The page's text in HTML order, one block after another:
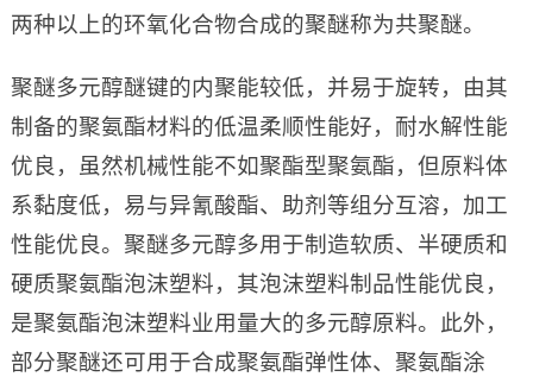
两种以上的环氧化合物合成的聚醚称为共聚醚。
聚醚多元醇醚键的内聚能较低，并易于旋转，由其
制备的聚氨酯材料的低温柔顺性能好，耐水解性能
优良，虽然机械性能不如聚酯型聚氨酯，但原料体
系黏度低，易与异氰酸酯、助剂等组分互溶，加工
性能优良。聚醚多元醇多用于制造软质、半硬质和
硬质聚氨酯泡沫塑料，其泡沫塑料制品性能优良，
是聚氨酯泡沫塑料业用量大的多元醇原料。此外，
部分聚醚还可用于合成聚氨酯弹性体、聚氨酯涂